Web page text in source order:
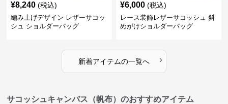
¥8,240 (税込)
編み上げデザイン レザーサコッ
シュ ショルダーバッグ
¥6,000 (税込)
レース装飾レザーサコッシュ 斜
めがけショルダーバッグ
新着アイテムの一覧へ ›
サコッシュキャンバス（帆布）のおすすめアイテム